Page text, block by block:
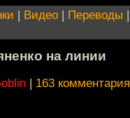
| Видео | Переводы |
на линии
| 163 комментария